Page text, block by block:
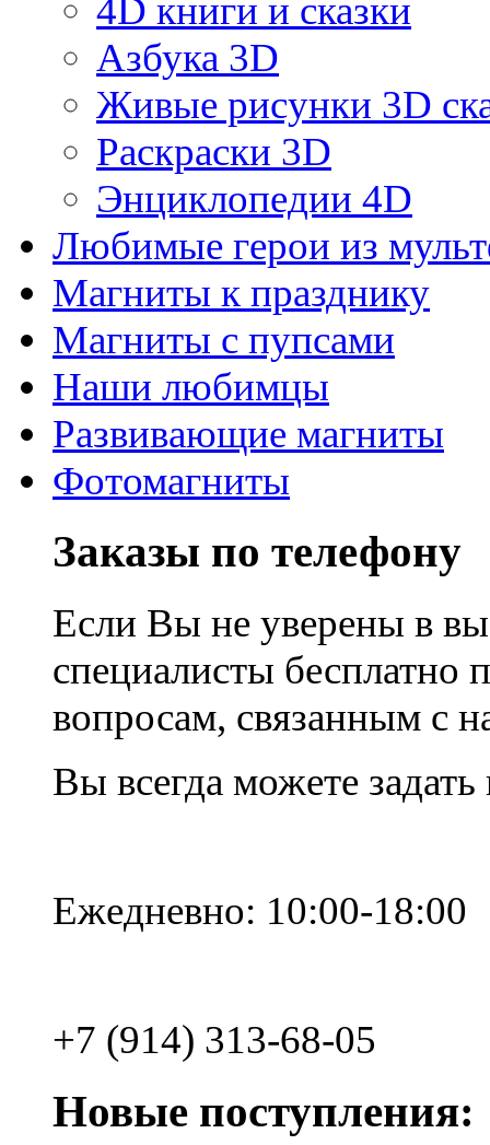
4D книги и сказки
Азбука 3D
Живые рисунки 3D
Раскраски 3D
Энциклопедии 4D
Любимые герои из
Магниты к празднику
Магниты с пупсами
Наши любимцы
Развивающие магниты
Фотомагниты
Заказы по телефону
Если Вы не уверены в
специалисты
вопросам, связанным с
Вы всегда можете
Ежедневно: 10:00-18:00
+7 (914) 313-68-05
Новые поступления: